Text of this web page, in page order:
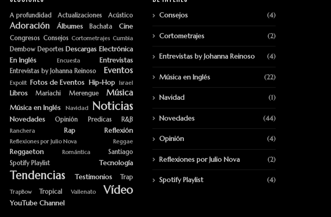
A profundidad Actualizaciones Acústico
Adoración Álbumes Bachata Cine
Congresos Consejos Cortometrajes Cumbia
Dembow Deportes Descargas Electrónica
En Inglés
Encuesta Entrevistas
Entrevistas by Johanna Reinoso Eventos
Expolit Fotos de Eventos Hip-Hop Israel
Libros Mariachi Merengue Música
Música en Inglés Navidad Noticias
Novedades Opinión Predicas R&B
Ranchera Rap Reflexión
Reflexiones por Julio Nova Reggae
Reggaeton Romántica
Santiago
Spotify Playlist
Tecnología
Tendencias Testimonios Trap
TrapBow Tropical Vallenato Vídeo
YouTube Channel
Consejos (4)
Cortometrajes (2)
Entrevistas by Johanna Reinoso (4)
Música en Inglés (22)
Navidad (1)
Novedades (44)
Opinión (4)
Reflexiones por Julio Nova (2)
Spotify Playlist (4)